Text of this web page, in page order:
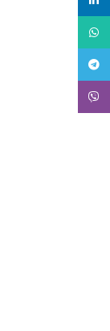
Viber